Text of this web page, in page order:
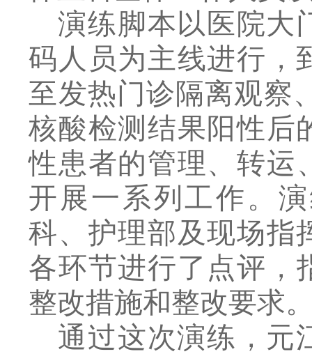
演练脚本 以 医院大
码人员为主线进行，
至发热门诊隔离观察
核酸检测结果阳性后
性患者的管理、转运
开展一系列工作。
科、护理部及现场指
各环节进行了点评
整改措施和整改要求
通过这次演练， 元